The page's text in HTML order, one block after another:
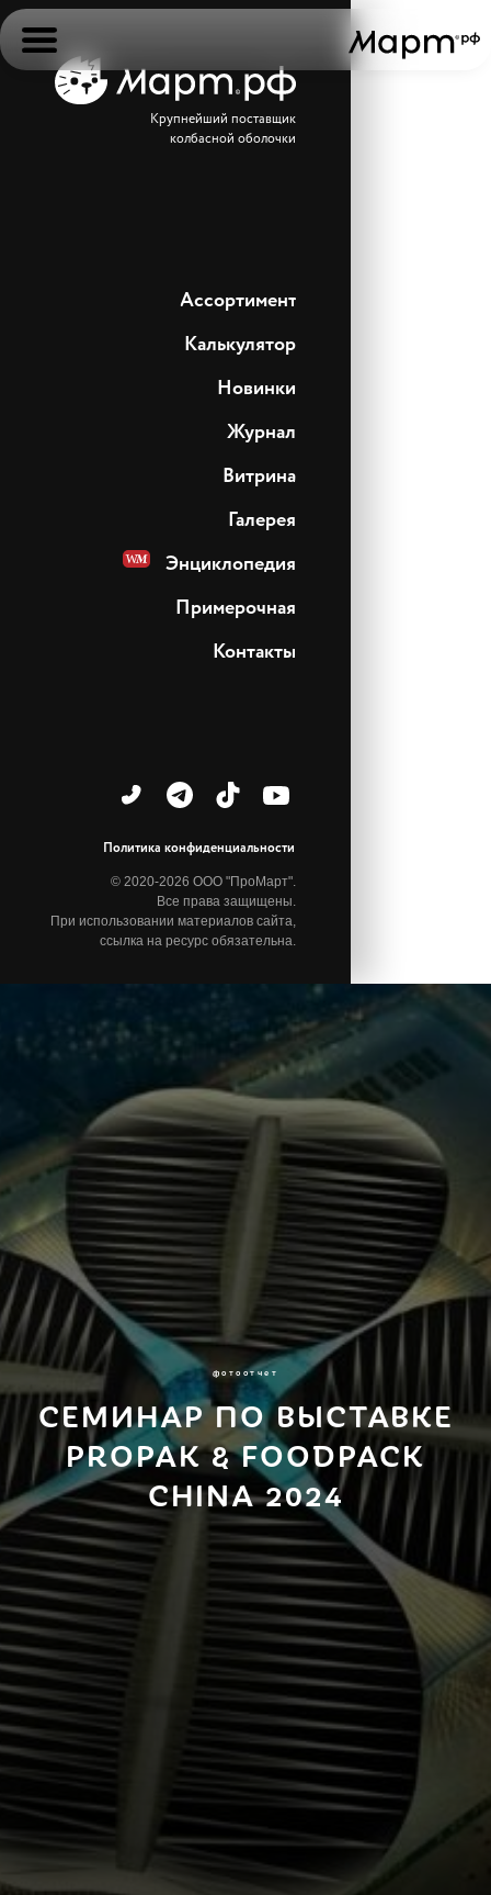
Ассортимент
Новинки
Журнал
Галерея
Витрина
Энциклопедия
Примерочная
Контакты
© 2020-2026 ООО "ПроМарт".
Все права защищены.
При использовании материалов сайта,
ссылка на ресурс обязательна.
Политика конфиденциальности
Крупнейший поставщик
колбасной оболочки
Калькулятор
фотоотчет
СЕМИНАР ПО ВЫСТАВКЕ
PROPAK & FOODPACK
CHINA 2024